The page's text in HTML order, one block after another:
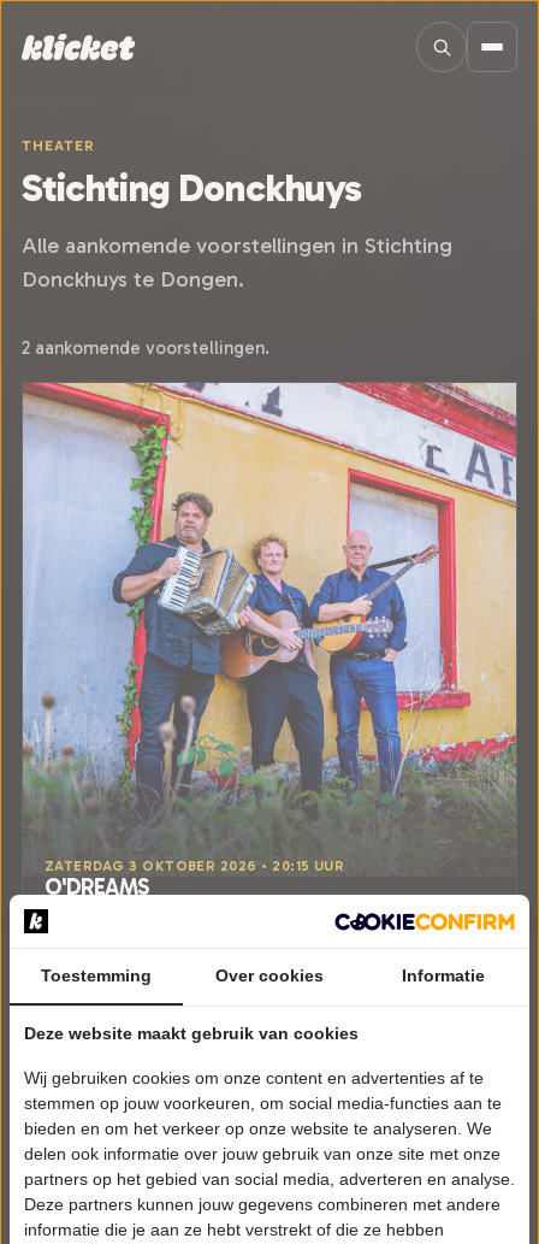
THEATER
Stichting Donckhuys
Alle aankomende voorstellingen in Stichting
Donckhuys te Dongen.
2 aankomende voorstellingen.
ZATERDAG 3 OKTOBER 2026 • 20:15 UUR
O'DREAMS
Stichting Donckhuys
POPULAIRE MUZIEK
Toestemming Over cookies Informatie
Deze website maakt gebruik van cookies
Wij gebruiken cookies om onze content en advertenties af te
stemmen op jouw voorkeuren, om social media-functies aan te
bieden en om het verkeer op onze website te analyseren. We
delen ook informatie over jouw gebruik van onze site met onze
partners op het gebied van social media, adverteren en analyse.
Deze partners kunnen jouw gegevens combineren met andere
informatie die je aan ze hebt verstrekt of die ze hebben